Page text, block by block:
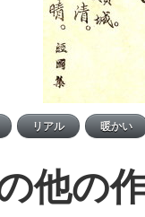
他の